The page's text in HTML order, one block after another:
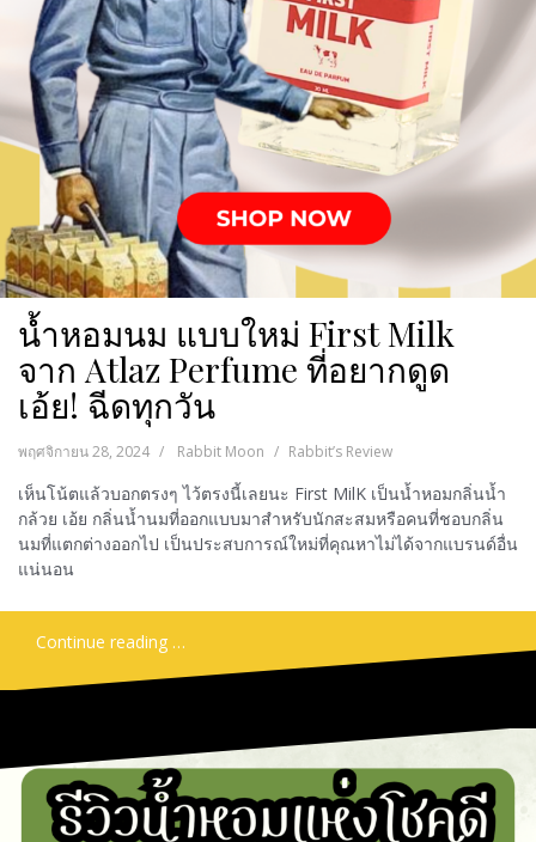
น้ำหอมนม แบบใหม่ First Milk
จาก Atlaz Perfume ที่อยากดูด
เอ้ย! ฉีดทุกวัน
พฤศจิกายน 28, 2024 Rabbit Moon Rabbit’s Review
เห็นโน้ตแล้วบอกตรงๆ ไว้ตรงนี้เลยนะ First MilK เป็นน้ำหอมกลิ่นน้ำ
กล้วย เอ้ย กลิ่นน้ำนมที่ออกแบบมาสำหรับนักสะสมหรือคนที่ชอบกลิ่น
นมที่แตกต่างออกไป เป็นประสบการณ์ใหม่ที่คุณหาไม่ได้จากแบรนด์อื่น
แน่นอน
Continue reading …